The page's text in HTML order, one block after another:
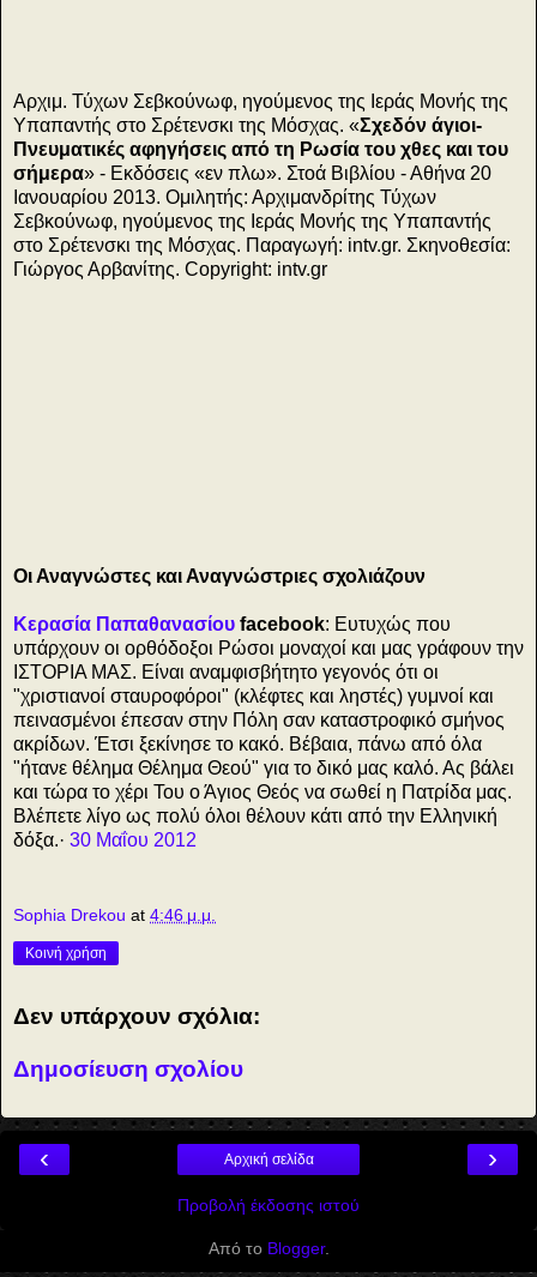
Αρχιμ. Τύχων Σεβκούνωφ, ηγούμενος της Ιεράς Μονής της
Υπαπαντής στο Σρέτενσκι της Μόσχας. «Σχεδόν άγιοι-
Πνευματικές αφηγήσεις από τη Ρωσία του χθες και του
σήμερα» - Εκδόσεις «εν πλω». Στοά Βιβλίου - Αθήνα 20
Ιανουαρίου 2013. Ομιλητής: Αρχιμανδρίτης Τύχων
Σεβκούνωφ, ηγούμενος της Ιεράς Μονής της Υπαπαντής
στο Σρέτενσκι της Μόσχας. Παραγωγή: intv.gr. Σκηνοθεσία:
Γιώργος Αρβανίτης. Copyright: intv.gr
Οι Αναγνώστες και Αναγνώστριες σχολιάζουν
Κερασία Παπαθανασίου facebook: Ευτυχώς που
υπάρχουν οι ορθόδοξοι Ρώσοι μοναχοί και μας γράφουν την
ΙΣΤΟΡΙΑ ΜΑΣ. Είναι αναμφισβήτητο γεγονός ότι οι
"χριστιανοί σταυροφόροι" (κλέφτες και ληστές) γυμνοί και
πεινασμένοι έπεσαν στην Πόλη σαν καταστροφικό σμήνος
ακρίδων. Έτσι ξεκίνησε το κακό. Βέβαια, πάνω από όλα
"ήτανε θέλημα Θέλημα Θεού" για το δικό μας καλό. Ας βάλει
και τώρα το χέρι Του ο Άγιος Θεός να σωθεί η Πατρίδα μας.
Βλέπετε λίγο ως πολύ όλοι θέλουν κάτι από την Ελληνική
δόξα.· 30 Μαΐου 2012
Sophia Drekou at 4:46 μ.μ.
Κοινή χρήση
Δεν υπάρχουν σχόλια:
Δημοσίευση σχολίου
‹ ›
Αρχική σελίδα
Προβολή έκδοσης ιστού
Από το Blogger.